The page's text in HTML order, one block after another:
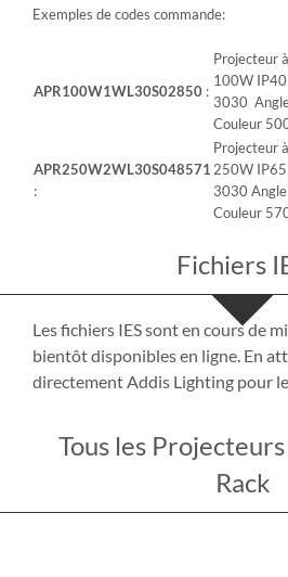
Exemples de codes commande:
APR100W1WL30S02850 :
Projecteur
100W IP40
3030
Couleur
APR250W2WL30S048571
:
Projecteur
250W IP65
3030
Couleur
Fichiers
Les fichiers IES sont en cours de
bientôt disponibles en ligne. En
directementAddis Lighting pour
Tous les
Rack